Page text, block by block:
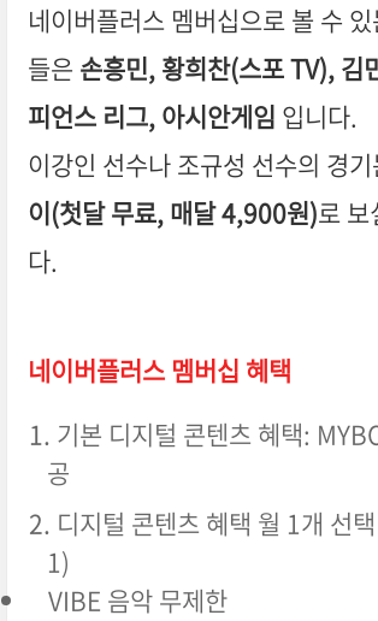
네이버플러스 멤버십으로 볼 수
들은 손흥민, 황희찬(스포 TV), 김
피언스 리그, 아시안게임 입니다.
이강인 선수나 조규성 선수의 경
이(첫달 무료, 매달 4,900원)로 보
다.
네이버플러스 멤버십 혜택
기본 디지털 콘텐츠 혜택:
공
디지털 콘텐츠 혜택 월 1개 선
1)
VIBE 음악 무제한